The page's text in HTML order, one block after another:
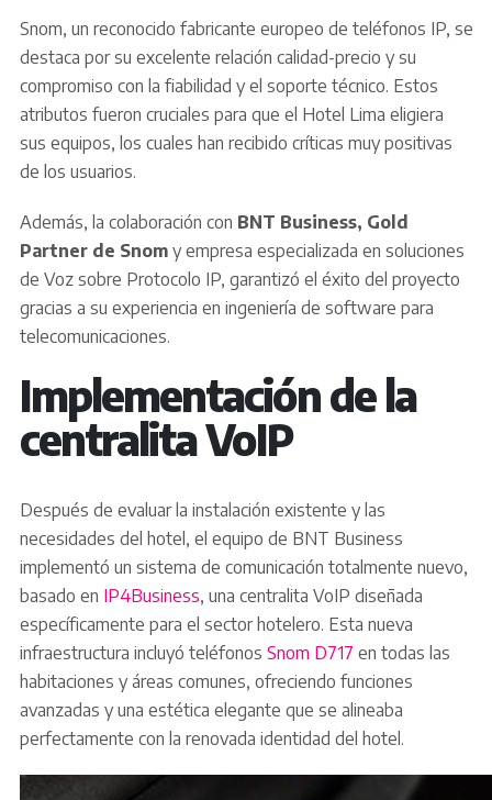
Snom, un reconocido fabricante europeo de teléfonos IP, se
destaca por su excelente relación calidad-precio y su
compromiso con la fiabilidad y el soporte técnico. Estos
atributos fueron cruciales para que el Hotel Lima eligiera
sus equipos, los cuales han recibido críticas muy positivas
de los usuarios.
Además, la colaboración con BNT Business, Gold
Partner de Snom y empresa especializada en soluciones
de Voz sobre Protocolo IP, garantizó el éxito del proyecto
gracias a su experiencia en ingeniería de software para
telecomunicaciones.
Implementación de la
centralita VoIP
Después de evaluar la instalación existente y las
necesidades del hotel, el equipo de BNT Business
implementó un sistema de comunicación totalmente nuevo,
basado en IP4Business, una centralita VoIP diseñada
específicamente para el sector hotelero. Esta nueva
infraestructura incluyó teléfonos Snom D717 en todas las
habitaciones y áreas comunes, ofreciendo funciones
avanzadas y una estética elegante que se alineaba
perfectamente con la renovada identidad del hotel.